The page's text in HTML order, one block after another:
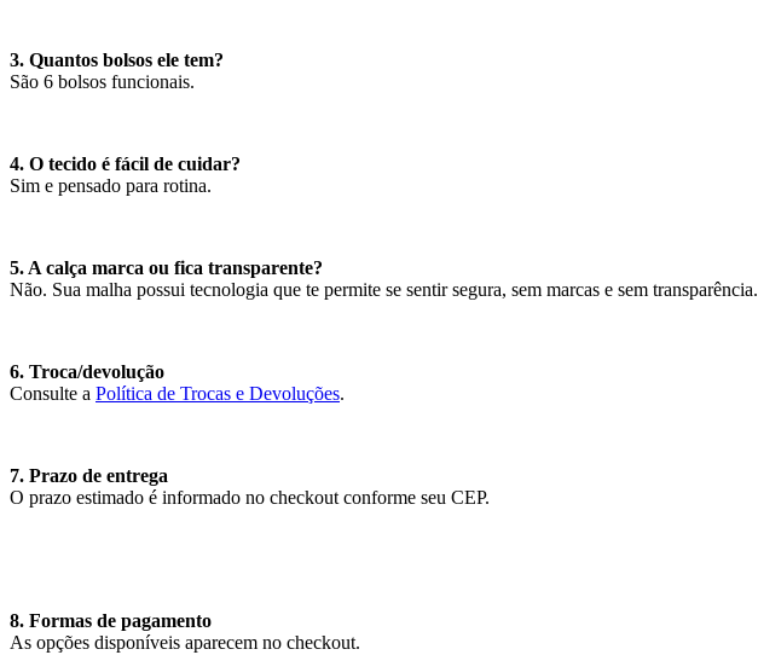
3. Quantos bolsos ele tem?
São 6 bolsos funcionais.
4. O tecido é fácil de cuidar?
Sim e pensado para rotina.
5. A calça marca ou fica transparente?
Não. Sua malha possui tecnologia que te permite se sentir segura, sem marcas e sem transparência.
6. Troca/devolução
Consulte a Política de Trocas e Devoluções.
7. Prazo de entrega
O prazo estimado é informado no checkout conforme seu CEP.
8. Formas de pagamento
As opções disponíveis aparecem no checkout.